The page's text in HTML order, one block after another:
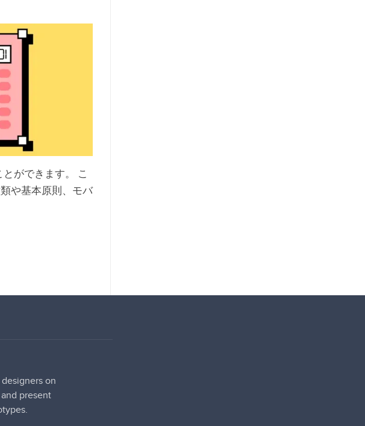
ができます。 こ
や基本原則、モバ
on
present